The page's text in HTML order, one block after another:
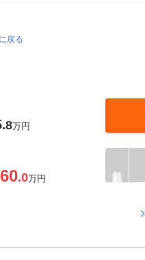
戻る
.8万円
.0万円